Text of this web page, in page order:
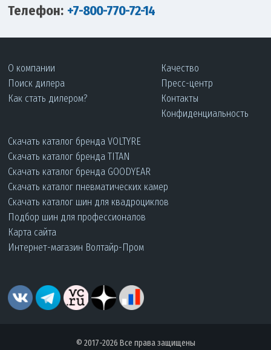
Телефон: +7-800-770-72-14
О компании
Поиск дилера
Как стать дилером?
Качество
Пресс-центр
Контакты
Конфиденциальность
Скачать каталог бренда VOLTYRE
Скачать каталог бренда TITAN
Скачать каталог бренда GOODYEAR
Скачать каталог пневматических камер
Скачать каталог шин для квадроциклов
Подбор шин для профессионалов
Карта сайта
Интернет-магазин Волтайр-Пром
© 2017-2026 Все права защищены